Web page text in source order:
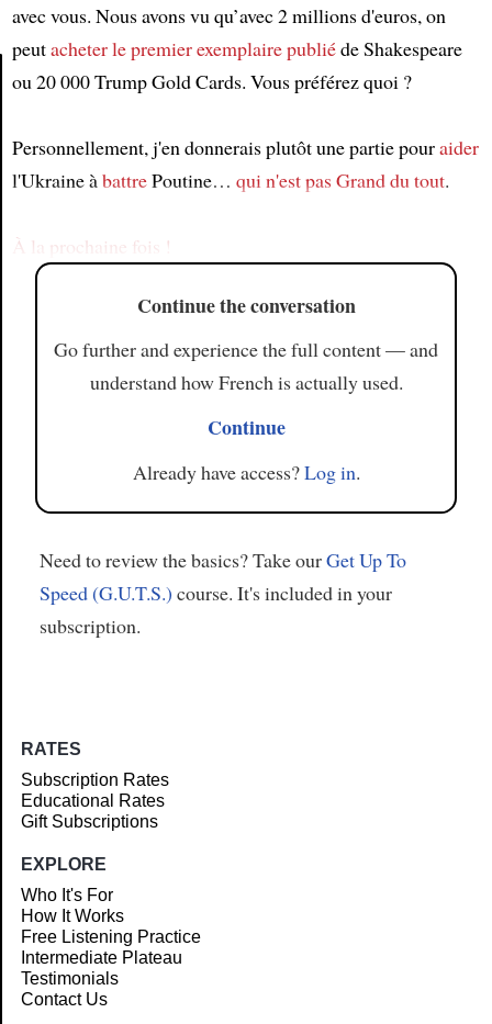
avec vous. Nous avons vu qu’avec 2 millions d'euros, on
peutacheterle premier exemplaire publiéde Shakespeare
ou 20 000 Trump Gold Cards. Vous préférez quoi ?
Personnellement, j'en donnerais plutôt une partie pouraider
l'Ukraine àbattrePoutine… qui n'est pas Grand du tout.
À la prochaine fois !
Continue the conversation
Go further and experience the full content — and
understand how French is actually used.
Continue
Already have access?Log in.
Need to review the basics? Take ourGet Up To
Speed (G.U.T.S.) course. It's included in your
subscription.
RATES
Subscription Rates
Educational Rates
Gift Subscriptions
EXPLORE
Who It's For
How It Works
Free Listening Practice
Intermediate Plateau
Testimonials
Contact Us